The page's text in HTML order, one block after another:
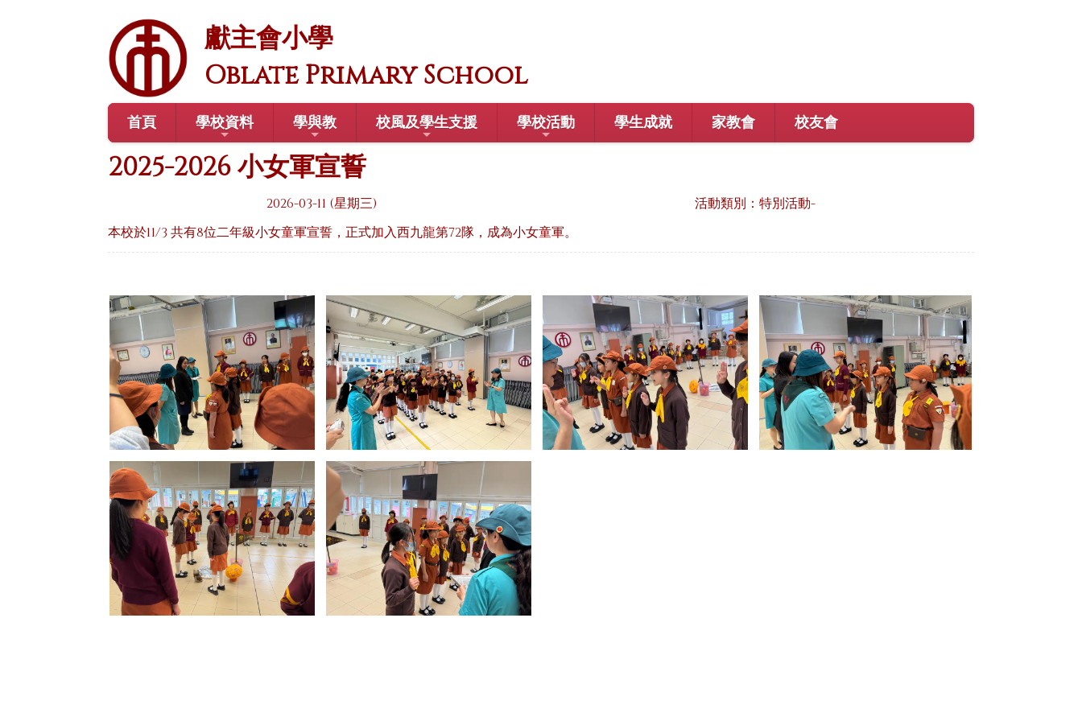
獻主會小學
Oblate Primary School
首頁 學校資料 學與教 校風及學生支援 學校活動 學生成就 家教會 校友會
2025-2026 小女軍宣誓
2026-03-11 (星期三)
活動類別：特別活動-
本校於11/3 共有8位二年級小女童軍宣誓，正式加入西九龍第72隊，成為小女童軍。